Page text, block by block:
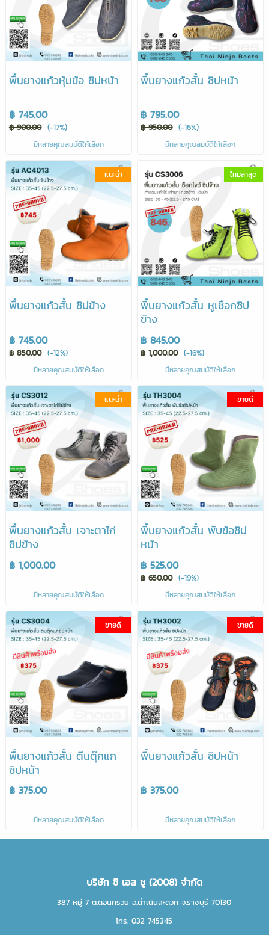
พื้นยางแก้วหุ้มข้อ ซิปหน้า
฿ 745.00
฿ 900.00 (-17%)
มีหลายคุณสมบัติให้เลือก
พื้นยางแก้วสั้น ซิปหน้า
฿ 795.00
฿ 950.00 (-16%)
มีหลายคุณสมบัติให้เลือก
แนะนำ
พื้นยางแก้วสั้น ซิปข้าง
฿ 745.00
฿ 850.00 (-12%)
มีหลายคุณสมบัติให้เลือก
ใหม่ล่าสุด
พื้นยางแก้วสั้น หูเชือกซิป
ข้าง
฿ 845.00
฿ 1,000.00 (-16%)
มีหลายคุณสมบัติให้เลือก
แนะนำ
พื้นยางแก้วสั้น เจาะตาไก่
ซิปข้าง
฿ 1,000.00
มีหลายคุณสมบัติให้เลือก
ขายดี
พื้นยางแก้วสั้น พับข้อซิป
หน้า
฿ 525.00
฿ 650.00 (-19%)
มีหลายคุณสมบัติให้เลือก
ขายดี
พื้นยางแก้วสั้น ตีนตุ๊กแก
ซิปหน้า
฿ 375.00
มีหลายคุณสมบัติให้เลือก
ขายดี
พื้นยางแก้วสั้น ซิปหน้า
฿ 375.00
มีหลายคุณสมบัติให้เลือก
บริษัท ซี เอส ชู (2008) จำกัด
387 หมู่ 7 ต.ดอนกรวย อ.ดำเนินสะดวก จ.ราชบุรี 70130
โทร. 032 745345